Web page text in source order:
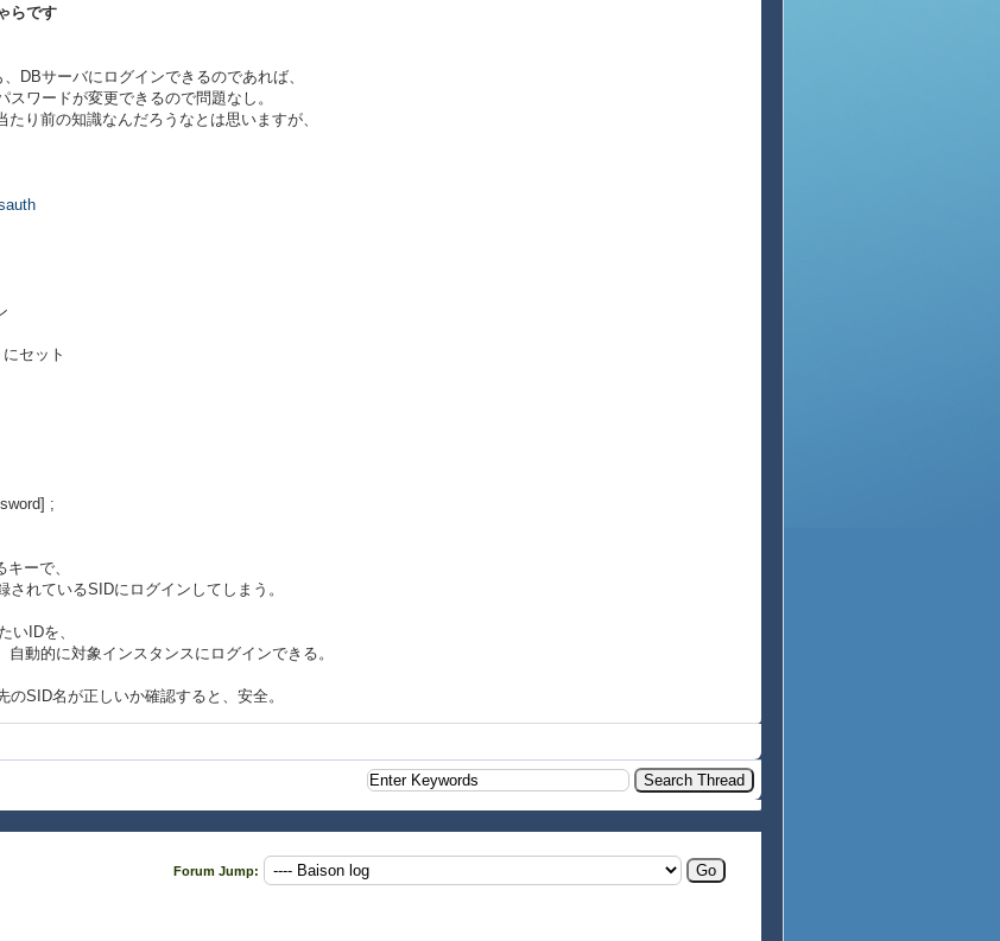
らです
DBサーバにログインできるのであれば、
スワードが変更できるので問題なし。
り前の知識なんだろうなとは思いますが、
セット
;
ーで、
れているSIDにログインしてしまう。
いIDを、
動的に対象インスタンスにログインできる。
SID名が正しいか確認すると、安全。
Forum Jump: